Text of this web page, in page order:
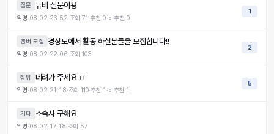
질문 뉴비 질문이용
익명·08.02 23:52·조회71·추천 0·비추천 0
1
멤버 모집 경상도에서 활동 하실분들을 모집합니다!!
익명·08.02 22:06·조회103
2
잡담 데려가 주세요 ㅠ
익명·08.02 21:18·조회110·추천 1 ·비추천 1
5
기타 소속사 구해요
익명·08.02 17:18·조회 57